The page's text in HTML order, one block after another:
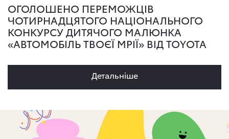
ОГОЛОШЕНО ПЕРЕМОЖЦІВ
ЧОТИРНАДЦЯТОГО НАЦІОНАЛЬНОГО
КОНКУРСУ ДИТЯЧОГО МАЛЮНКА
«АВТОМОБІЛЬ ТВОЄЇ МРІЇ» ВІД TOYOTA
Детальнiше